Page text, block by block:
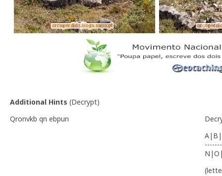
Additional Hints (Decrypt)
Qronvkb qn ebpun